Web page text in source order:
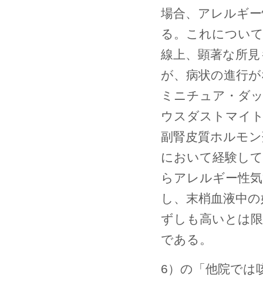
場合、アレルギ
る。これについ
線上、顕著な所
が、病状の進行
ミニチュア・ダ
ウスダストマイ
副腎皮質ホルモ
において経験し
らアレルギー性
し、末梢血液中
ずしも高いとは
である。
6）の「他院では